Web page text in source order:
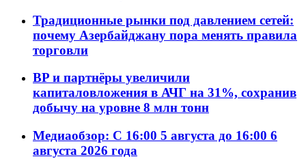
Традиционные рынки под давлением сетей:
почему Азербайджану пора менять правила
торговли
BP и партнёры увеличили
капиталовложения в АЧГ на 31%, сохранив
добычу на уровне 8 млн тонн
Медиаобзор: С 16:00 5 августа до 16:00 6
августа 2026 года